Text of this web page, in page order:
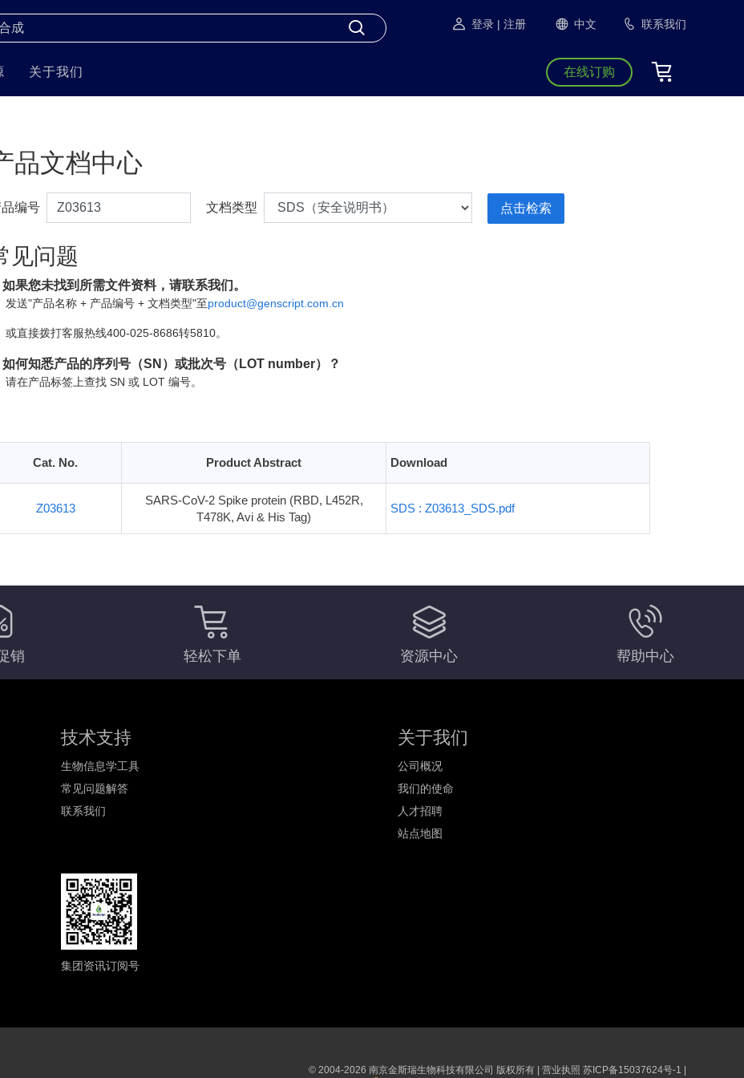
登录 | 注册 中文 联系我们
关于我们 在线订购
品文档中心
编号 文档类型
见问题
如果您未找到所需文件资料，请联系我们。
发送"产品名称 + 产品编号 + 文档类型"至product@genscript.com.cn
或直接拨打客服热线400-025-8686转5810。
如何知悉产品的序列号（SN）或批次号（LOT number）？
请在产品标签上查找 SN 或 LOT 编号。
Cat. No. Product Abstract Download
Z03613
SARS-CoV-2 Spike protein (RBD, L452R,
T478K, Avi & His Tag)
SDS : Z03613_SDS.pdf
销 轻松下单 资源中心 帮助中心
技术支持
生物信息学工具
常见问题解答
联系我们
关于我们
公司概况
我们的使命
人才招聘
站点地图
集团资讯订阅号
© 2004-2026 南京金斯瑞生物科技有限公司 版权所有 | 营业执照 苏ICP备15037624号-1 |